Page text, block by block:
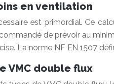
en ventilation
est primordial. Ce
de prévoir au
La norme NF EN 1507
VMC double flux